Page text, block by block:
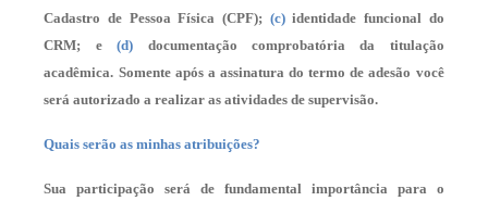
Cadastro de Pessoa Física (CPF); (c)identidade funcional do
CRM; e(d) documentação comprobatória da titulação
acadêmica. Somente após a assinatura do termo de adesão você
será autorizado a realizar as atividades de supervisão.
Quais serão as minhas atribuições?
Sua participação será de fundamental importância para o